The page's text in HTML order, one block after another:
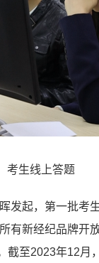
考生线上答题
发起，第一批考
有新经纪品牌开
至2023年12月